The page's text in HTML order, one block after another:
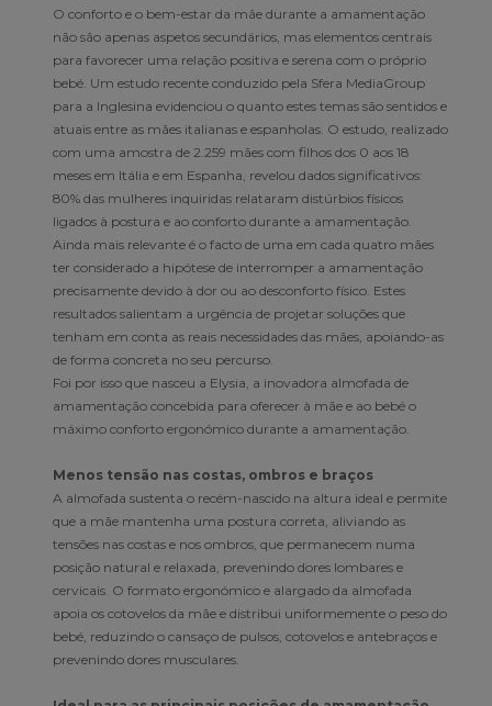
O conforto e o bem-estar da mãe durante a amamentação
não são apenas aspetos secundários, mas elementos centrais
para favorecer uma relação positiva e serena com o próprio
bebé. Um estudo recente conduzido pela Sfera MediaGroup
para a Inglesina evidenciou o quanto estes temas são sentidos e
atuais entre as mães italianas e espanholas. O estudo, realizado
com uma amostra de 2.259 mães com filhos dos 0 aos 18
meses em Itália e em Espanha, revelou dados significativos:
80% das mulheres inquiridas relataram distúrbios físicos
ligados à postura e ao conforto durante a amamentação.
Ainda mais relevante é o facto de uma em cada quatro mães
ter considerado a hipótese de interromper a amamentação
precisamente devido à dor ou ao desconforto físico. Estes
resultados salientam a urgência de projetar soluções que
tenham em conta as reais necessidades das mães, apoiando-as
de forma concreta no seu percurso.
Foi por isso que nasceu a Elysia, a inovadora almofada de
amamentação concebida para oferecer à mãe e ao bebé o
máximo conforto ergonómico durante a amamentação.
Menos tensão nas costas, ombros e braços
A almofada sustenta o recém-nascido na altura ideal e permite
que a mãe mantenha uma postura correta, aliviando as
tensões nas costas e nos ombros, que permanecem numa
posição natural e relaxada, prevenindo dores lombares e
cervicais. O formato ergonómico e alargado da almofada
apoia os cotovelos da mãe e distribui uniformemente o peso do
bebé, reduzindo o cansaço de pulsos, cotovelos e antebraços e
prevenindo dores musculares.